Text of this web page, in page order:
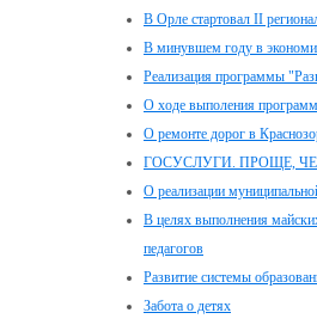
В Орле стартовал II
В минувшем году в
Реализация программы
О ходе выполения
О ремонте дорог в
ГОСУСЛУГИ. ПРОЩЕ,
О реализации
В целях выполнения
педагогов
Развитие системы
Забота о детях